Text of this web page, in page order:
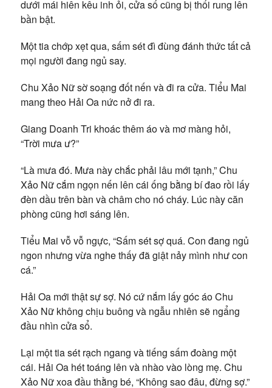
dưới mái hiên kêu inh ỏi, cửa sổ cũng bị thổi rung lên
bần bật.
Một tia chớp xẹt qua, sấm sét đì đùng đánh thức tất cả
mọi người đang ngủ say.
Chu Xảo Nữ sờ soạng đốt nến và đi ra cửa. Tiểu Mai
mang theo Hải Oa nức nở đi ra.
Giang Doanh Tri khoác thêm áo và mơ màng hỏi,
“Trời mưa ư?”
“Là mưa đó. Mưa này chắc phải lâu mới tạnh,” Chu
Xảo Nữ cắm ngọn nến lên cái ống bằng bí đao rồi lấy
đèn dầu trên bàn và châm cho nó cháy. Lúc này căn
phòng cũng hơi sáng lên.
Tiểu Mai vỗ vỗ ngực, “Sấm sét sợ quá. Con đang ngủ
ngon nhưng vừa nghe thấy đã giật nảy mình như con
cá.”
Hải Oa mới thật sự sợ. Nó cứ nắm lấy góc áo Chu
Xảo Nữ không chịu buông và ngẫu nhiên sẽ ngẩng
đầu nhìn cửa sổ.
Lại một tia sét rạch ngang và tiếng sấm đoàng một
cái. Hải Oa hét toáng lên và nhào vào lòng mẹ. Chu
Xảo Nữ xoa đầu thằng bé, “Không sao đâu, đừng sợ.”